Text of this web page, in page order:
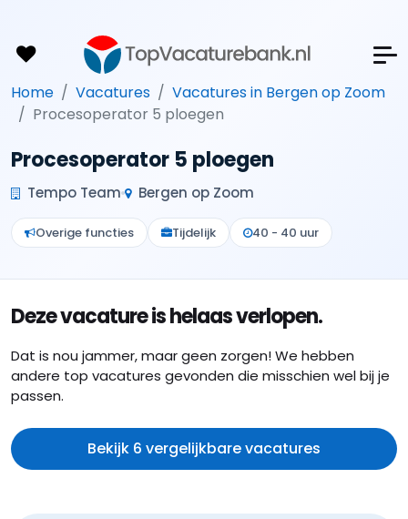
Home Vacatures
Vacatures in Bergen op Zoom
Procesoperator 5 ploegen
Procesoperator 5 ploegen
Tempo Team Bergen op Zoom
Overige functies Tijdelijk 40 - 40 uur
Deze vacature is helaas verlopen.
Dat is nou jammer, maar geen zorgen! We hebben
andere top vacatures gevonden die misschien wel bij je
passen.
Bekijk 6 vergelijkbare vacatures